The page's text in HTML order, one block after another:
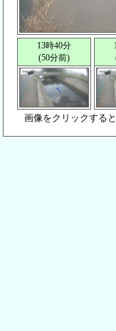
13時40分
(50分前)
画像をクリックすると